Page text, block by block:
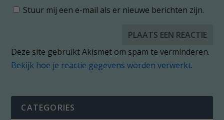
Stuur mij een e-mail als er nieuwe berichten zijn.
Deze site gebruikt Akismet om spam te verminderen.
Bekijk hoe je reactie gegevens worden verwerkt.
CATEGORIES